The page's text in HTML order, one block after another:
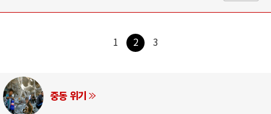
1 2 3
AI와 인간